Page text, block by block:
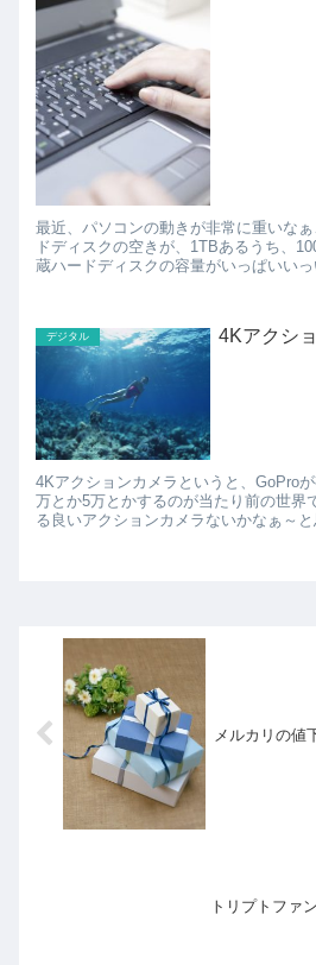
最近、パソコンの動きが非常に重いな
ドディスクの空きが、1TBあるうち、
蔵ハードディスクの容量がいっぱいい
デジタル 4Kアクシ
4Kアクションカメラというと、GoPro
万とか5万とかするのが当たり前の世界です。 1万円くら
る良いアクションカメラないかなぁ～と
メルカリの値
トリプトファン